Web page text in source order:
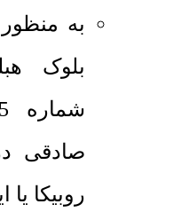
به
صادقی
روبیکا یا